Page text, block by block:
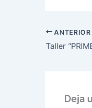
ANTERIOR
Taller
Deja